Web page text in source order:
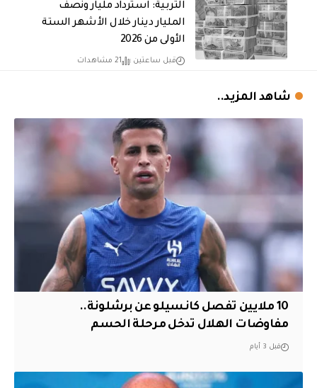
التربية: استرداد مليار ونصف
المليار دينار خلال الأشهر الستة
الأولى من 2026
قبل ساعتين 21 مشاهدات
شاهد المزيد..
10 ملايين تفصل كانسيلو عن برشلونة..
مفاوضات الهلال تدخل مرحلة الحسم
قبل 3 أيام